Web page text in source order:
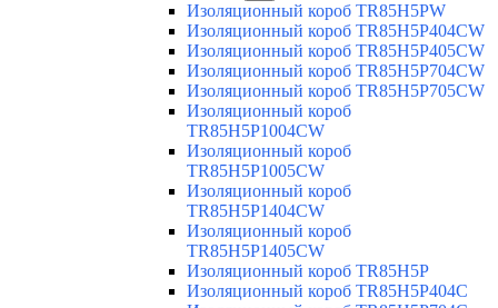
Изоляционный короб TR85H5PW
Изоляционный короб TR85H5P404CW
Изоляционный короб TR85H5P405CW
Изоляционный короб TR85H5P704CW
Изоляционный короб TR85H5P705CW
Изоляционный короб
TR85H5P1004CW
Изоляционный короб
TR85H5P1005CW
Изоляционный короб
TR85H5P1404CW
Изоляционный короб
TR85H5P1405CW
Изоляционный короб TR85H5P
Изоляционный короб TR85H5P404C